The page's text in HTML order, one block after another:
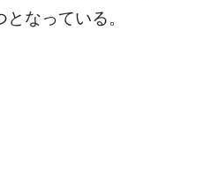
なっている。